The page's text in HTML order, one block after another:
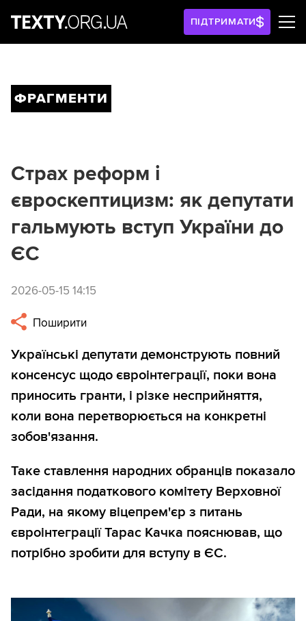
ПІДТРИМАТИ
ФРАГМЕНТИ
Страх реформ і
євроскептицизм: як депутати
гальмують вступ України до
ЄС
2026-05-15 14:15
Поширити
Українські депутати демонструють повний
консенсус щодо євроінтеграції, поки вона
приносить гранти, і різке несприйняття,
коли вона перетворюється на конкретні
зобов'язання.
Таке ставлення народних обранців показало
засідання податкового комітету Верховної
Ради, на якому віцепрем'єр з питань
євроінтеграції Тарас Качка пояснював, що
потрібно зробити для вступу в ЄС.